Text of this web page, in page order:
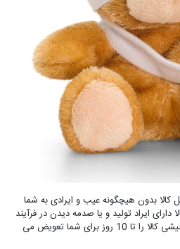
کالا بدون هیچگونه عیب و ایرادی به شما
ایراد تولید و یا صدمه دیدن در فرآیند
ارسال شده باشد. در این صورت پولیشی کالا را تا 10 روز برای شما تعویض می